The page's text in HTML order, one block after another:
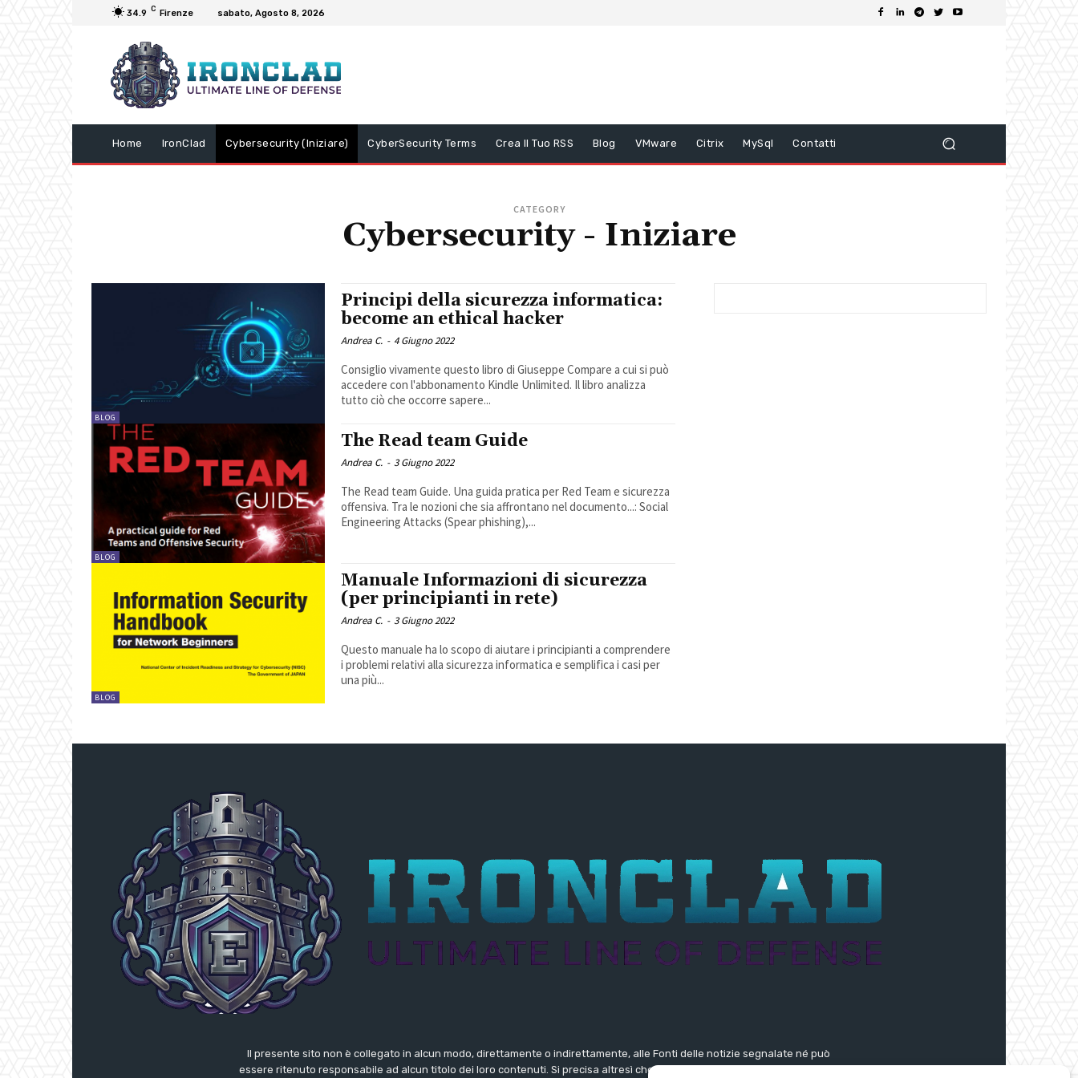
34.9 C Firenze sabato, Agosto 8, 2026
Home IronClad Cybersecurity (Iniziare) CyberSecurity Terms Crea Il Tuo RSS Blog VMware Citrix MySql Contatti
CATEGORY
Cybersecurity - Iniziare
BLOG
Principi della sicurezza informatica:
become an ethical hacker
Andrea C. - 4 Giugno 2022
Consiglio vivamente questo libro di Giuseppe Compare a cui si può
accedere con l'abbonamento Kindle Unlimited. Il libro analizza
tutto ciò che occorre sapere...
BLOG
The Read team Guide
Andrea C. - 3 Giugno 2022
The Read team Guide. Una guida pratica per Red Team e sicurezza
offensiva. Tra le nozioni che sia affrontano nel documento...: Social
Engineering Attacks (Spear phishing),...
BLOG
Manuale Informazioni di sicurezza
(per principianti in rete)
Andrea C. - 3 Giugno 2022
Questo manuale ha lo scopo di aiutare i principianti a comprendere
i problemi relativi alla sicurezza informatica e semplifica i casi per
una più...
Il presente sito non è collegato in alcun modo, direttamente o indirettamente, alle Fonti delle notizie segnalate né può
essere ritenuto responsabile ad alcun titolo dei loro contenuti. Si precisa altresì che le notizie segnalate dall’aggregatore